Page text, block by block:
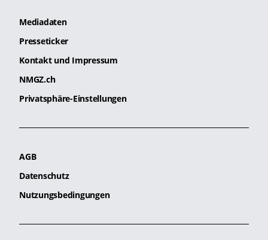
Mediadaten
Presseticker
Kontakt und Impressum
NMGZ.ch
Privatsphäre-Einstellungen
AGB
Datenschutz
Nutzungsbedingungen